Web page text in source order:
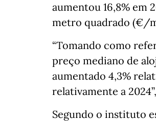
aumentou 16,8% em
metro quadrado (€/
“Tomando como
preço mediano de
aumentado 4,3%
relativamente a
Segundo o instituto